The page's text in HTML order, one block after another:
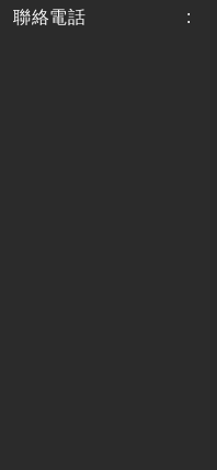
聯絡電話
: